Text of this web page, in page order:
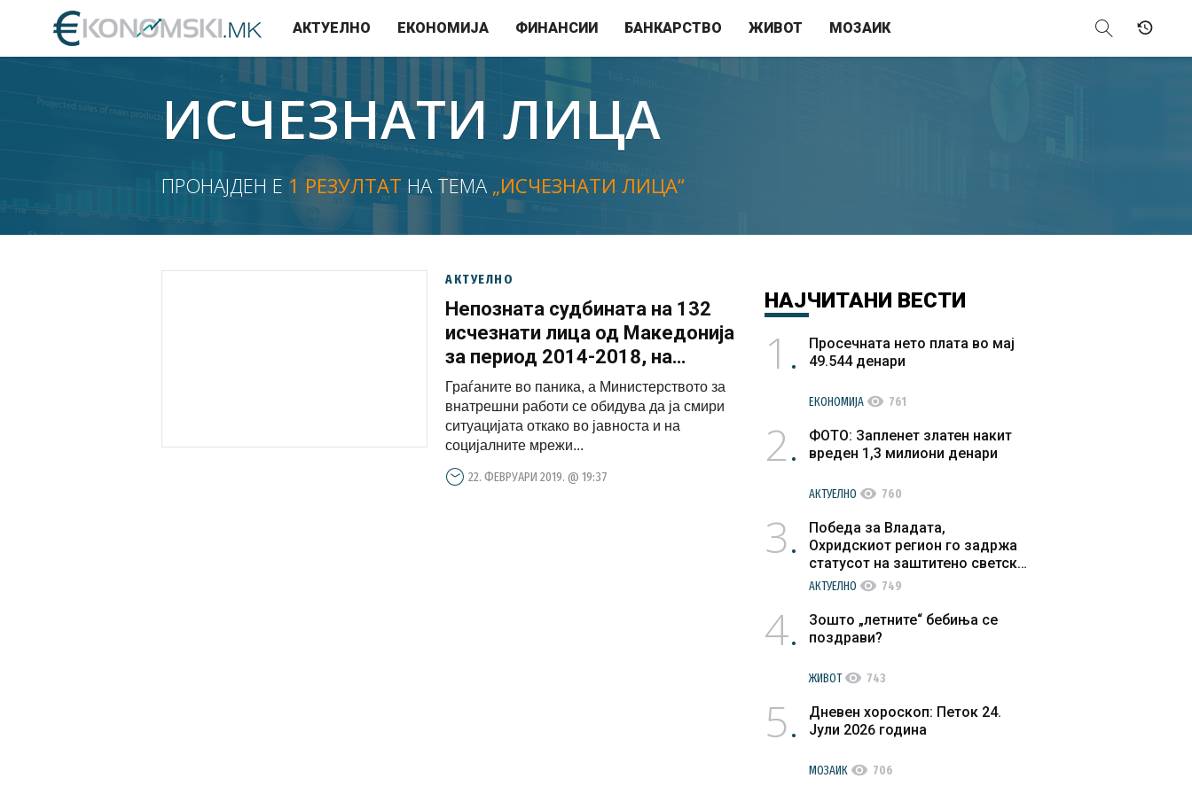
АКТУЕЛНО ЕКОНОМИЈА ФИНАНСИИ БАНКАРСТВО ЖИВОТ МОЗАИК
ИСЧЕЗНАТИ ЛИЦА
ПРОНАЈДЕН Е 1 РЕЗУЛТАТ НА ТЕМА „ИСЧЕЗНАТИ ЛИЦА“
АКТУЕЛНО
Непозната судбината на 132
исчезнати лица од Македонија
за период 2014-2018, на
интернет страната на МВР
објавени само 64 лица
Граѓаните во паника, а Министерството за
внатрешни работи се обидува да ја смири
ситуацијата откако во јавноста и на
социјалните мрежи...
22. ФЕВРУАРИ 2019. @ 19:37
НАЈЧИТАНИ ВЕСТИ
1
Просечната нето плата во мај
49.544 денари
ЕКОНОМИЈА visibility 761
2
ФОТО: Запленет златен накит
вреден 1,3 милиони денари
АКТУЕЛНО visibility 760
3
Победа за Владата,
Охридскиот регион го задржа
статусот на заштитено светско
културно наследство
АКТУЕЛНО visibility 749
4
Зошто „летните“ бебиња се
поздрави?
ЖИВОТvisibility 743
5
Дневен хороскоп: Петок 24.
Јули 2026 година
МОЗАИК visibility 706